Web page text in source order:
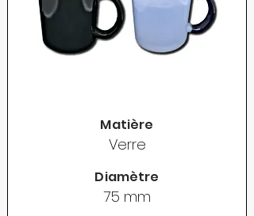
Matière
Verre
Diamètre
75 mm